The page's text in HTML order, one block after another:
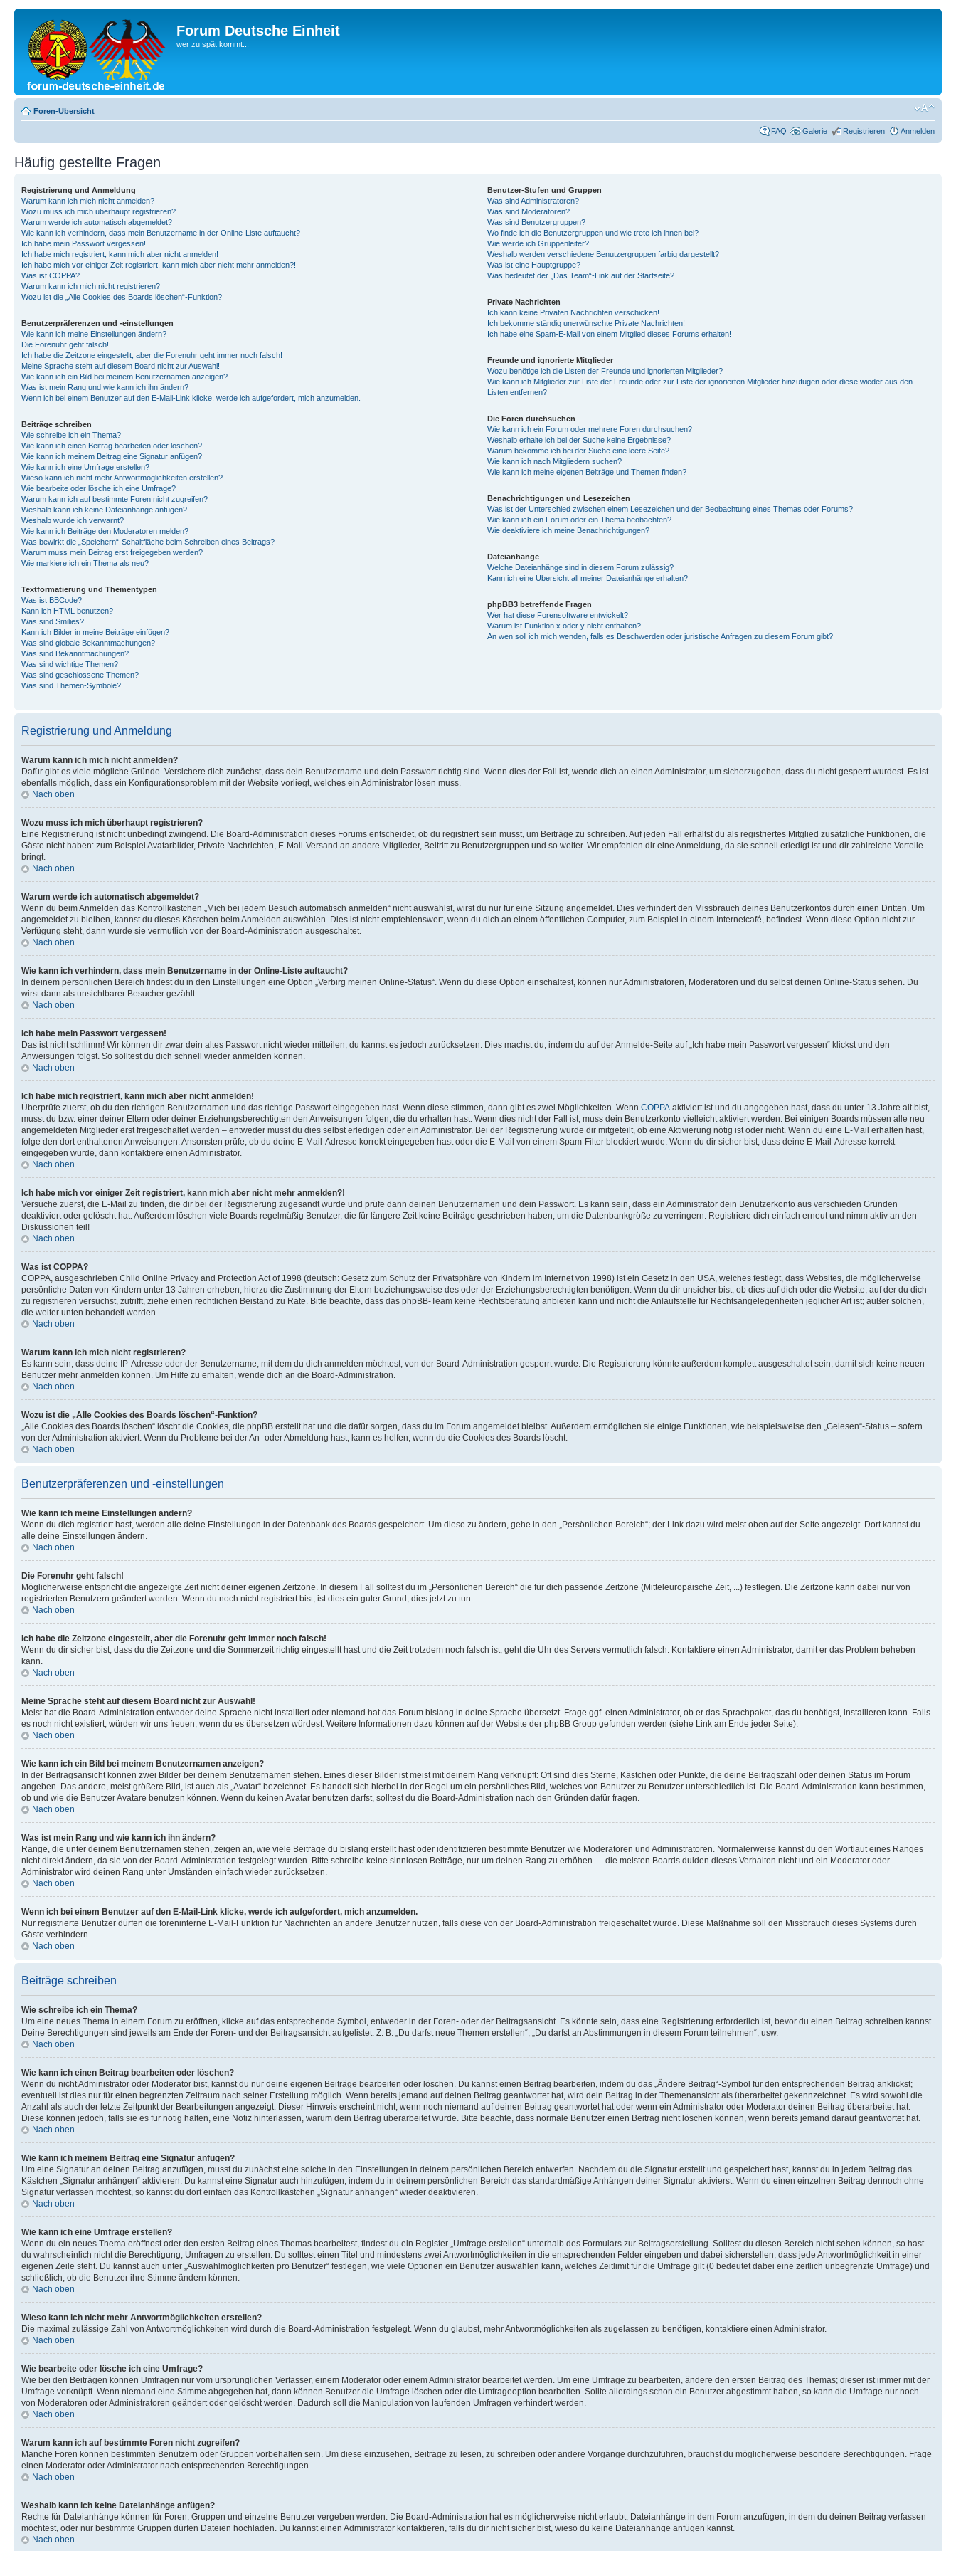
Forum Deutsche Einheit
wer zu spät kommt...
Foren-Übersicht
FAQ Galerie Registrieren Anmelden
Häufig gestellte Fragen
Registrierung und Anmeldung
Warum kann ich mich nicht anmelden?
Wozu muss ich mich überhaupt registrieren?
Warum werde ich automatisch abgemeldet?
Wie kann ich verhindern, dass mein Benutzername in der Online-Liste auftaucht?
Ich habe mein Passwort vergessen!
Ich habe mich registriert, kann mich aber nicht anmelden!
Ich habe mich vor einiger Zeit registriert, kann mich aber nicht mehr anmelden?!
Was ist COPPA?
Warum kann ich mich nicht registrieren?
Wozu ist die „Alle Cookies des Boards löschen“-Funktion?
Benutzerpräferenzen und -einstellungen
Wie kann ich meine Einstellungen ändern?
Die Forenuhr geht falsch!
Ich habe die Zeitzone eingestellt, aber die Forenuhr geht immer noch falsch!
Meine Sprache steht auf diesem Board nicht zur Auswahl!
Wie kann ich ein Bild bei meinem Benutzernamen anzeigen?
Was ist mein Rang und wie kann ich ihn ändern?
Wenn ich bei einem Benutzer auf den E-Mail-Link klicke, werde ich aufgefordert, mich anzumelden.
Beiträge schreiben
Wie schreibe ich ein Thema?
Wie kann ich einen Beitrag bearbeiten oder löschen?
Wie kann ich meinem Beitrag eine Signatur anfügen?
Wie kann ich eine Umfrage erstellen?
Wieso kann ich nicht mehr Antwortmöglichkeiten erstellen?
Wie bearbeite oder lösche ich eine Umfrage?
Warum kann ich auf bestimmte Foren nicht zugreifen?
Weshalb kann ich keine Dateianhänge anfügen?
Weshalb wurde ich verwarnt?
Wie kann ich Beiträge den Moderatoren melden?
Was bewirkt die „Speichern“-Schaltfläche beim Schreiben eines Beitrags?
Warum muss mein Beitrag erst freigegeben werden?
Wie markiere ich ein Thema als neu?
Textformatierung und Thementypen
Was ist BBCode?
Kann ich HTML benutzen?
Was sind Smilies?
Kann ich Bilder in meine Beiträge einfügen?
Was sind globale Bekanntmachungen?
Was sind Bekanntmachungen?
Was sind wichtige Themen?
Was sind geschlossene Themen?
Was sind Themen-Symbole?
Benutzer-Stufen und Gruppen
Was sind Administratoren?
Was sind Moderatoren?
Was sind Benutzergruppen?
Wo finde ich die Benutzergruppen und wie trete ich ihnen bei?
Wie werde ich Gruppenleiter?
Weshalb werden verschiedene Benutzergruppen farbig dargestellt?
Was ist eine Hauptgruppe?
Was bedeutet der „Das Team“-Link auf der Startseite?
Private Nachrichten
Ich kann keine Privaten Nachrichten verschicken!
Ich bekomme ständig unerwünschte Private Nachrichten!
Ich habe eine Spam-E-Mail von einem Mitglied dieses Forums erhalten!
Freunde und ignorierte Mitglieder
Wozu benötige ich die Listen der Freunde und ignorierten Mitglieder?
Wie kann ich Mitglieder zur Liste der Freunde oder zur Liste der ignorierten Mitglieder hinzufügen oder diese wieder aus den
Listen entfernen?
Die Foren durchsuchen
Wie kann ich ein Forum oder mehrere Foren durchsuchen?
Weshalb erhalte ich bei der Suche keine Ergebnisse?
Warum bekomme ich bei der Suche eine leere Seite?
Wie kann ich nach Mitgliedern suchen?
Wie kann ich meine eigenen Beiträge und Themen finden?
Benachrichtigungen und Lesezeichen
Was ist der Unterschied zwischen einem Lesezeichen und der Beobachtung eines Themas oder Forums?
Wie kann ich ein Forum oder ein Thema beobachten?
Wie deaktiviere ich meine Benachrichtigungen?
Dateianhänge
Welche Dateianhänge sind in diesem Forum zulässig?
Kann ich eine Übersicht all meiner Dateianhänge erhalten?
phpBB3 betreffende Fragen
Wer hat diese Forensoftware entwickelt?
Warum ist Funktion x oder y nicht enthalten?
An wen soll ich mich wenden, falls es Beschwerden oder juristische Anfragen zu diesem Forum gibt?
Registrierung und Anmeldung
Warum kann ich mich nicht anmelden?
Dafür gibt es viele mögliche Gründe. Versichere dich zunächst, dass dein Benutzername und dein Passwort richtig sind. Wenn dies der Fall ist, wende dich an einen Administrator, um sicherzugehen, dass du nicht gesperrt wurdest. Es ist
ebenfalls möglich, dass ein Konfigurationsproblem mit der Website vorliegt, welches ein Administrator lösen muss.
Nach oben
Wozu muss ich mich überhaupt registrieren?
Eine Registrierung ist nicht unbedingt zwingend. Die Board-Administration dieses Forums entscheidet, ob du registriert sein musst, um Beiträge zu schreiben. Auf jeden Fall erhältst du als registriertes Mitglied zusätzliche Funktionen, die
Gäste nicht haben: zum Beispiel Avatarbilder, Private Nachrichten, E-Mail-Versand an andere Mitglieder, Beitritt zu Benutzergruppen und so weiter. Wir empfehlen dir eine Anmeldung, da sie schnell erledigt ist und dir zahlreiche Vorteile
bringt.
Nach oben
Warum werde ich automatisch abgemeldet?
Wenn du beim Anmelden das Kontrollkästchen „Mich bei jedem Besuch automatisch anmelden“ nicht auswählst, wirst du nur für eine Sitzung angemeldet. Dies verhindert den Missbrauch deines Benutzerkontos durch einen Dritten. Um
angemeldet zu bleiben, kannst du dieses Kästchen beim Anmelden auswählen. Dies ist nicht empfehlenswert, wenn du dich an einem öffentlichen Computer, zum Beispiel in einem Internetcafé, befindest. Wenn diese Option nicht zur
Verfügung steht, dann wurde sie vermutlich von der Board-Administration ausgeschaltet.
Nach oben
Wie kann ich verhindern, dass mein Benutzername in der Online-Liste auftaucht?
In deinem persönlichen Bereich findest du in den Einstellungen eine Option „Verbirg meinen Online-Status“. Wenn du diese Option einschaltest, können nur Administratoren, Moderatoren und du selbst deinen Online-Status sehen. Du
wirst dann als unsichtbarer Besucher gezählt.
Nach oben
Ich habe mein Passwort vergessen!
Das ist nicht schlimm! Wir können dir zwar dein altes Passwort nicht wieder mitteilen, du kannst es jedoch zurücksetzen. Dies machst du, indem du auf der Anmelde-Seite auf „Ich habe mein Passwort vergessen“ klickst und den
Anweisungen folgst. So solltest du dich schnell wieder anmelden können.
Nach oben
Ich habe mich registriert, kann mich aber nicht anmelden!
Überprüfe zuerst, ob du den richtigen Benutzernamen und das richtige Passwort eingegeben hast. Wenn diese stimmen, dann gibt es zwei Möglichkeiten. Wenn COPPA aktiviert ist und du angegeben hast, dass du unter 13 Jahre alt bist,
musst du bzw. einer deiner Eltern oder deiner Erziehungsberechtigten den Anweisungen folgen, die du erhalten hast. Wenn dies nicht der Fall ist, muss dein Benutzerkonto vielleicht aktiviert werden. Bei einigen Boards müssen alle neu
angemeldeten Mitglieder erst freigeschaltet werden – entweder musst du dies selbst erledigen oder ein Administrator. Bei der Registrierung wurde dir mitgeteilt, ob eine Aktivierung nötig ist oder nicht. Wenn du eine E-Mail erhalten hast,
folge den dort enthaltenen Anweisungen. Ansonsten prüfe, ob du deine E-Mail-Adresse korrekt eingegeben hast oder die E-Mail von einem Spam-Filter blockiert wurde. Wenn du dir sicher bist, dass deine E-Mail-Adresse korrekt
eingegeben wurde, dann kontaktiere einen Administrator.
Nach oben
Ich habe mich vor einiger Zeit registriert, kann mich aber nicht mehr anmelden?!
Versuche zuerst, die E-Mail zu finden, die dir bei der Registrierung zugesandt wurde und prüfe dann deinen Benutzernamen und dein Passwort. Es kann sein, dass ein Administrator dein Benutzerkonto aus verschieden Gründen
deaktiviert oder gelöscht hat. Außerdem löschen viele Boards regelmäßig Benutzer, die für längere Zeit keine Beiträge geschrieben haben, um die Datenbankgröße zu verringern. Registriere dich einfach erneut und nimm aktiv an den
Diskussionen teil!
Nach oben
Was ist COPPA?
COPPA, ausgeschrieben Child Online Privacy and Protection Act of 1998 (deutsch: Gesetz zum Schutz der Privatsphäre von Kindern im Internet von 1998) ist ein Gesetz in den USA, welches festlegt, dass Websites, die möglicherweise
persönliche Daten von Kindern unter 13 Jahren erheben, hierzu die Zustimmung der Eltern beziehungsweise des oder der Erziehungsberechtigten benötigen. Wenn du dir unsicher bist, ob dies auf dich oder die Website, auf der du dich
zu registrieren versuchst, zutrifft, ziehe einen rechtlichen Beistand zu Rate. Bitte beachte, dass das phpBB-Team keine Rechtsberatung anbieten kann und nicht die Anlaufstelle für Rechtsangelegenheiten jeglicher Art ist; außer solchen,
die weiter unten behandelt werden.
Nach oben
Warum kann ich mich nicht registrieren?
Es kann sein, dass deine IP-Adresse oder der Benutzername, mit dem du dich anmelden möchtest, von der Board-Administration gesperrt wurde. Die Registrierung könnte außerdem komplett ausgeschaltet sein, damit sich keine neuen
Benutzer mehr anmelden können. Um Hilfe zu erhalten, wende dich an die Board-Administration.
Nach oben
Wozu ist die „Alle Cookies des Boards löschen“-Funktion?
„Alle Cookies des Boards löschen“ löscht die Cookies, die phpBB erstellt hat und die dafür sorgen, dass du im Forum angemeldet bleibst. Außerdem ermöglichen sie einige Funktionen, wie beispielsweise den „Gelesen“-Status – sofern
von der Administration aktiviert. Wenn du Probleme bei der An- oder Abmeldung hast, kann es helfen, wenn du die Cookies des Boards löscht.
Nach oben
Benutzerpräferenzen und -einstellungen
Wie kann ich meine Einstellungen ändern?
Wenn du dich registriert hast, werden alle deine Einstellungen in der Datenbank des Boards gespeichert. Um diese zu ändern, gehe in den „Persönlichen Bereich“; der Link dazu wird meist oben auf der Seite angezeigt. Dort kannst du
alle deine Einstellungen ändern.
Nach oben
Die Forenuhr geht falsch!
Möglicherweise entspricht die angezeigte Zeit nicht deiner eigenen Zeitzone. In diesem Fall solltest du im „Persönlichen Bereich“ die für dich passende Zeitzone (Mitteleuropäische Zeit, ...) festlegen. Die Zeitzone kann dabei nur von
registrierten Benutzern geändert werden. Wenn du noch nicht registriert bist, ist dies ein guter Grund, dies jetzt zu tun.
Nach oben
Ich habe die Zeitzone eingestellt, aber die Forenuhr geht immer noch falsch!
Wenn du dir sicher bist, dass du die Zeitzone und die Sommerzeit richtig eingestellt hast und die Zeit trotzdem noch falsch ist, geht die Uhr des Servers vermutlich falsch. Kontaktiere einen Administrator, damit er das Problem beheben
kann.
Nach oben
Meine Sprache steht auf diesem Board nicht zur Auswahl!
Meist hat die Board-Administration entweder deine Sprache nicht installiert oder niemand hat das Forum bislang in deine Sprache übersetzt. Frage ggf. einen Administrator, ob er das Sprachpaket, das du benötigst, installieren kann. Falls
es noch nicht existiert, würden wir uns freuen, wenn du es übersetzen würdest. Weitere Informationen dazu können auf der Website der phpBB Group gefunden werden (siehe Link am Ende jeder Seite).
Nach oben
Wie kann ich ein Bild bei meinem Benutzernamen anzeigen?
In der Beitragsansicht können zwei Bilder bei deinem Benutzernamen stehen. Eines dieser Bilder ist meist mit deinem Rang verknüpft: Oft sind dies Sterne, Kästchen oder Punkte, die deine Beitragszahl oder deinen Status im Forum
angeben. Das andere, meist größere Bild, ist auch als „Avatar“ bezeichnet. Es handelt sich hierbei in der Regel um ein persönliches Bild, welches von Benutzer zu Benutzer unterschiedlich ist. Die Board-Administration kann bestimmen,
ob und wie die Benutzer Avatare benutzen können. Wenn du keinen Avatar benutzen darfst, solltest du die Board-Administration nach den Gründen dafür fragen.
Nach oben
Was ist mein Rang und wie kann ich ihn ändern?
Ränge, die unter deinem Benutzernamen stehen, zeigen an, wie viele Beiträge du bislang erstellt hast oder identifizieren bestimmte Benutzer wie Moderatoren und Administratoren. Normalerweise kannst du den Wortlaut eines Ranges
nicht direkt ändern, da sie von der Board-Administration festgelegt wurden. Bitte schreibe keine sinnlosen Beiträge, nur um deinen Rang zu erhöhen — die meisten Boards dulden dieses Verhalten nicht und ein Moderator oder
Administrator wird deinen Rang unter Umständen einfach wieder zurücksetzen.
Nach oben
Wenn ich bei einem Benutzer auf den E-Mail-Link klicke, werde ich aufgefordert, mich anzumelden.
Nur registrierte Benutzer dürfen die foreninterne E-Mail-Funktion für Nachrichten an andere Benutzer nutzen, falls diese von der Board-Administration freigeschaltet wurde. Diese Maßnahme soll den Missbrauch dieses Systems durch
Gäste verhindern.
Nach oben
Beiträge schreiben
Wie schreibe ich ein Thema?
Um eine neues Thema in einem Forum zu eröffnen, klicke auf das entsprechende Symbol, entweder in der Foren- oder der Beitragsansicht. Es könnte sein, dass eine Registrierung erforderlich ist, bevor du einen Beitrag schreiben kannst.
Deine Berechtigungen sind jeweils am Ende der Foren- und der Beitragsansicht aufgelistet. Z. B. „Du darfst neue Themen erstellen“, „Du darfst an Abstimmungen in diesem Forum teilnehmen“, usw.
Nach oben
Wie kann ich einen Beitrag bearbeiten oder löschen?
Wenn du nicht Administrator oder Moderator bist, kannst du nur deine eigenen Beiträge bearbeiten oder löschen. Du kannst einen Beitrag bearbeiten, indem du das „Ändere Beitrag“-Symbol für den entsprechenden Beitrag anklickst;
eventuell ist dies nur für einen begrenzten Zeitraum nach seiner Erstellung möglich. Wenn bereits jemand auf deinen Beitrag geantwortet hat, wird dein Beitrag in der Themenansicht als überarbeitet gekennzeichnet. Es wird sowohl die
Anzahl als auch der letzte Zeitpunkt der Bearbeitungen angezeigt. Dieser Hinweis erscheint nicht, wenn noch niemand auf deinen Beitrag geantwortet hat oder wenn ein Administrator oder Moderator deinen Beitrag überarbeitet hat.
Diese können jedoch, falls sie es für nötig halten, eine Notiz hinterlassen, warum dein Beitrag überarbeitet wurde. Bitte beachte, dass normale Benutzer einen Beitrag nicht löschen können, wenn bereits jemand darauf geantwortet hat.
Nach oben
Wie kann ich meinem Beitrag eine Signatur anfügen?
Um eine Signatur an deinen Beitrag anzufügen, musst du zunächst eine solche in den Einstellungen in deinem persönlichen Bereich entwerfen. Nachdem du die Signatur erstellt und gespeichert hast, kannst du in jedem Beitrag das
Kästchen „Signatur anhängen“ aktivieren. Du kannst eine Signatur auch hinzufügen, indem du in deinem persönlichen Bereich das standardmäßige Anhängen deiner Signatur aktivierst. Wenn du einen einzelnen Beitrag dennoch ohne
Signatur verfassen möchtest, so kannst du dort einfach das Kontrollkästchen „Signatur anhängen“ wieder deaktivieren.
Nach oben
Wie kann ich eine Umfrage erstellen?
Wenn du ein neues Thema eröffnest oder den ersten Beitrag eines Themas bearbeitest, findest du ein Register „Umfrage erstellen“ unterhalb des Formulars zur Beitragserstellung. Solltest du diesen Bereich nicht sehen können, so hast
du wahrscheinlich nicht die Berechtigung, Umfragen zu erstellen. Du solltest einen Titel und mindestens zwei Antwortmöglichkeiten in die entsprechenden Felder eingeben und dabei sicherstellen, dass jede Antwortmöglichkeit in einer
eigenen Zeile steht. Du kannst auch unter „Auswahlmöglichkeiten pro Benutzer“ festlegen, wie viele Optionen ein Benutzer auswählen kann, welches Zeitlimit für die Umfrage gilt (0 bedeutet dabei eine zeitlich unbegrenzte Umfrage) und
schließlich, ob die Benutzer ihre Stimme ändern können.
Nach oben
Wieso kann ich nicht mehr Antwortmöglichkeiten erstellen?
Die maximal zulässige Zahl von Antwortmöglichkeiten wird durch die Board-Administration festgelegt. Wenn du glaubst, mehr Antwortmöglichkeiten als zugelassen zu benötigen, kontaktiere einen Administrator.
Nach oben
Wie bearbeite oder lösche ich eine Umfrage?
Wie bei den Beiträgen können Umfragen nur vom ursprünglichen Verfasser, einem Moderator oder einem Administrator bearbeitet werden. Um eine Umfrage zu bearbeiten, ändere den ersten Beitrag des Themas; dieser ist immer mit der
Umfrage verknüpft. Wenn niemand eine Stimme abgegeben hat, dann können Benutzer die Umfrage löschen oder die Umfrageoption bearbeiten. Sollte allerdings schon ein Benutzer abgestimmt haben, so kann die Umfrage nur noch
von Moderatoren oder Administratoren geändert oder gelöscht werden. Dadurch soll die Manipulation von laufenden Umfragen verhindert werden.
Nach oben
Warum kann ich auf bestimmte Foren nicht zugreifen?
Manche Foren können bestimmten Benutzern oder Gruppen vorbehalten sein. Um diese einzusehen, Beiträge zu lesen, zu schreiben oder andere Vorgänge durchzuführen, brauchst du möglicherweise besondere Berechtigungen. Frage
einen Moderator oder Administrator nach entsprechenden Berechtigungen.
Nach oben
Weshalb kann ich keine Dateianhänge anfügen?
Rechte für Dateianhänge können für Foren, Gruppen und einzelne Benutzer vergeben werden. Die Board-Administration hat es möglicherweise nicht erlaubt, Dateianhänge in dem Forum anzufügen, in dem du deinen Beitrag verfassen
möchtest, oder nur bestimmte Gruppen dürfen Dateien hochladen. Du kannst einen Administrator kontaktieren, falls du dir nicht sicher bist, wieso du keine Dateianhänge anfügen kannst.
Nach oben